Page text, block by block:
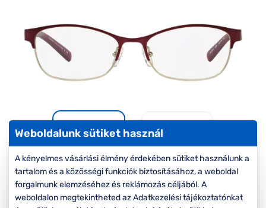
szemüvegekre
Seen Belépőár
-20%
Korábbi ár: 45.000 Ft
Weboldalunk sütiket használ
A kényelmes vásárlási élmény érdekében sütiket használunk a
tartalom és a közösségi funkciók biztosításához, a weboldal
forgalmunk elemzéséhez és reklámozás céljából. A
weboldalon megtekintheted az Adatkezelési tájékoztatónkat